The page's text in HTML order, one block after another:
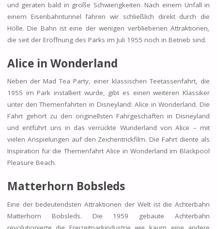
und geraten bald in große Schwierigkeiten. Nach einem Unfall in
einem Eisenbahntunnel fahren wir schließlich direkt durch die
Hölle. Die Bahn ist eine der wenigen verbliebenen Attraktionen,
die seit der Eröffnung des Parks im Juli 1955 noch in Betrieb sind.
Alice in Wonderland
Neben der Mad Tea Party, einer klassischen Teetassenfahrt, die
1955 im Park installiert wurde, gibt es einen weiteren Klassiker
unter den Themenfahrten in Disneyland: Alice in Wonderland. Die
Fahrt gehört zu den originellsten Fahrgeschäften in Disneyland
und entführt uns in das verrückte Wunderland von Alice – mit
vielen Anspielungen auf den Zeichentrickfilm. Die Fahrt diente als
Inspiration für die Themenfahrt Alice in Wonderland im Blackpool
Pleasure Beach.
Matterhorn Bobsleds
Eine der bedeutendsten Attraktionen der Welt ist die Achterbahn
Matterhorn Bobsleds. Die 1959 gebaute Achterbahn